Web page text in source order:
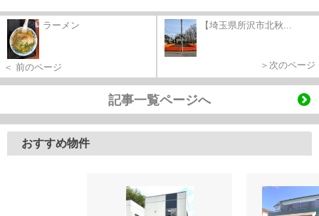
ラーメン
＜ 前のページ
【埼玉県所沢市北秋...
＞次のページ
記事一覧ページへ
おすすめ物件